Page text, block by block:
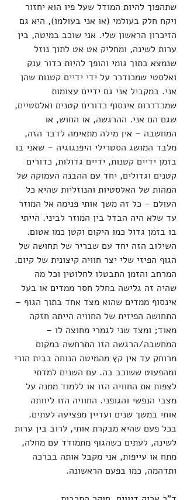
שתהפוך להיות המודל שעל פיו הוא יחזור
ויקח חלק בעולמי (או אני בעולמו), היא גם
הזיכרון הראשון שלי. אני שוכב במיטה, בין
ערות לשינה, ומחליק אט אט לתוך נוזל
שנמצא בתוך גומי והופך להיות כדור ענק
ואלסטי שמכודרר על ידי ידיים קטנות שהן
אני. במקביל אני גם ידיים עצומות
שמכדררות אינסוף כדורים קטנים ואלסטיים,
שגם הם אני. ההרגשה, או החוש, או
המחשבה – אין מילה מתאימה לדבר הזה,
מלבד המושג הסטרילי היפנגוגיה – שאני בו
בזמן ידיים קטנות, ידיים גדולות, כדורים
קטנים וגדולים, יחד עם ההבנה העמוקה של
המהות של האלסטיות והנוזליות שהיא כל
העולם – כל זה משך אותי פנימה אל המוזר
עד שלא היה הבדל בין המוזר לביני. הייתי
בו בזמן גדול כמו היקום וקטן כמו אטום.
השילוב הזה יחד עם שבריר של תחושה של
הגוף הפיזי שלי יצר חוויה קיצונית של קיום.
המרחב והזמן התבטלו לחלוטין וכל מה
שהיה זה גלישה בחלל חסר ממדים או בעל
אינסוף ממדים שהוא מצד אחד בתוך הגוף –
התחושה הפיזית של החוויה הייתה חזקה
מאוד; ומצד שני לגמרי מחוצה לו –
המחשבה/הרגשה הזו התרחשה במקום
מרוחק עד אין קץ מהמיטה הנוחה בבית הורי
ומהפעוט ששוכב בה. עם השנים למדתי
לצפות את החוויה הזו או ללמוד ממנה על
מצבי הנפשי והגופני. החוויה הזו ליוותה
אותי במשך שנים ועדיין מפציעה לעתים.
בכל פעם שהיא מבקרת אותי, לרוב בין ערות
לשינה, לעתים כשהגוף מתמודד עם מחלה,
מתח או עייפות, אני מקבל אותה בברכה
ותדהמה, כמו בפעם הראשונה.